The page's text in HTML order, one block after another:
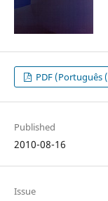
PDF (Português
Published
2010-08-16
Issue